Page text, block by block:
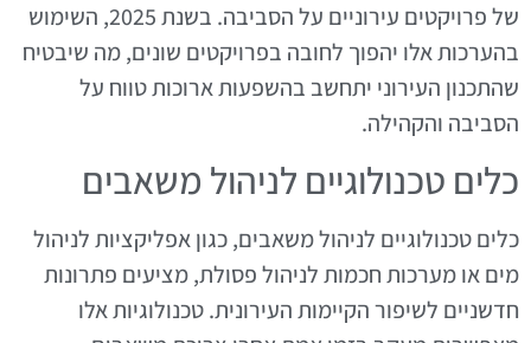
של פרויקטים עירוניים על הסביבה. בשנת 2025, השימוש
בהערכות אלו יהפוך לחובה בפרויקטים שונים, מה שיבטיח
שהתכנון העירוני יתחשב בהשפעות ארוכות טווח על
הסביבה והקהילה.
כלים טכנולוגיים לניהול משאבים
כלים טכנולוגיים לניהול משאבים, כגון אפליקציות לניהול
מים או מערכות חכמות לניהול פסולת, מציעים פתרונות
חדשניים לשיפור הקיימות העירונית. טכנולוגיות אלו